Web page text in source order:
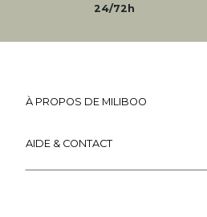
24/72h
À PROPOS DE MILIBOO
AIDE & CONTACT